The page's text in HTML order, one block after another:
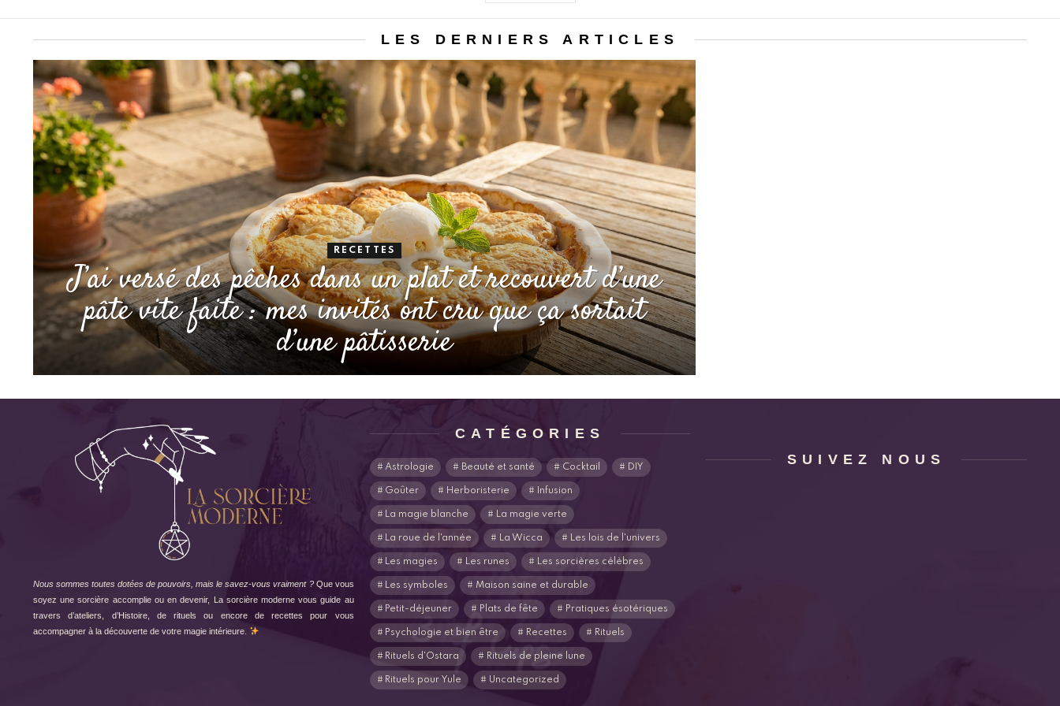
LES DERNIERS ARTICLES
RECETTES
J’ai versé des pêches dans un plat et recouvert d’une
pâte vite faite : mes invités ont cru que ça sortait
d’une pâtisserie
Nous sommes toutes dotées de pouvoirs, mais le savez-vous vraiment ?Que vous
soyez une sorcière accomplie ou en devenir, La sorcière moderne vous guide au
travers d’ateliers, d’Histoire, de rituels ou encore de recettes pour vous
accompagner à la découverte de votre magie intérieure.
CATÉGORIES
Astrologie Beauté et santé Cocktail DIY
Goûter Herboristerie Infusion
La magie blanche La magie verte
La roue de l'année La Wicca Les lois de l'univers
Les magies Les runes Les sorcières célèbres
Les symboles Maison saine et durable
Petit-déjeuner Plats de fête Pratiques ésotériques
Psychologie et bien être Recettes Rituels
Rituels d'Ostara Rituels de pleine lune
Rituels pour Yule Uncategorized
SUIVEZ NOUS